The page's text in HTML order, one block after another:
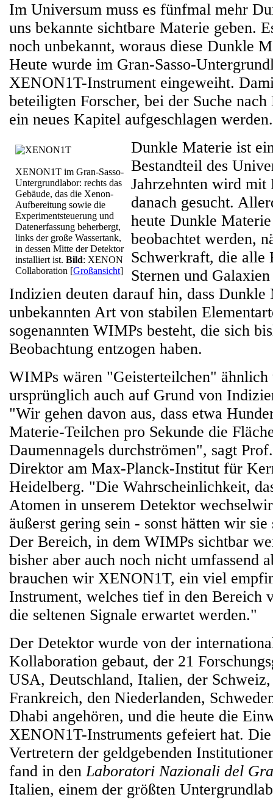
Im Universum muss es fünfmal mehr
uns bekannte sichtbare Materie geben.
noch unbekannt, woraus diese Dunkle
Heute wurde im Gran-Sasso-
XENON1T-Instrument eingeweiht.
beteiligten Forscher, bei der Suche
ein neues Kapitel aufgeschlagen werden.
XENON1T im Gran-Sasso-
Untergrundlabor: rechts das
Gebäude, das die Xenon-
Aufbereitung sowie die
Experimentsteuerung und
Datenerfassung beherbergt,
links der große Wassertank,
in dessen Mitte der Detektor
installiert ist. Bild: XENON
Collaboration [Großansicht]
Dunkle Materie ist
Bestandteil des
Jahrzehnten wird mit
danach gesucht.
heute Dunkle
beobachtet werden,
Schwerkraft, die alle
Sternen und
Indizien deuten darauf hin, dass Dunkle
unbekannten Art von stabilen
sogenannten WIMPs besteht, die sich
Beobachtung entzogen haben.
WIMPs wären "Geisterteilchen"
ursprünglich auch auf Grund von
"Wir gehen davon aus, dass etwa
Materie-Teilchen pro Sekunde die
Daumennagels durchströmen", sagt
Direktor am Max-Planck-Institut für
Heidelberg. "Die Wahrscheinlichkeit,
Atomen in unserem Detektor
äußerst gering sein - sonst hätten wir sie
Der Bereich, in dem WIMPs sichtbar
bisher aber auch noch nicht umfassend
brauchen wir XENON1T, ein viel
Instrument, welches tief in den Bereich
die seltenen Signale erwartet werden."
Der Detektor wurde von der
Kollaboration gebaut, der 21
USA, Deutschland, Italien, der
Frankreich, den Niederlanden,
Dhabi angehören, und die heute die
XENON1T-Instruments gefeiert hat.
Vertretern der geldgebenden
fand in denLaboratori Nazionali del
Italien, einem der größten